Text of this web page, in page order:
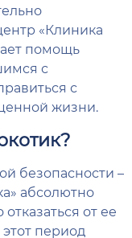
«Клиника
помощь
с
с
жизни.
безопасности –
абсолютно
от ее
период